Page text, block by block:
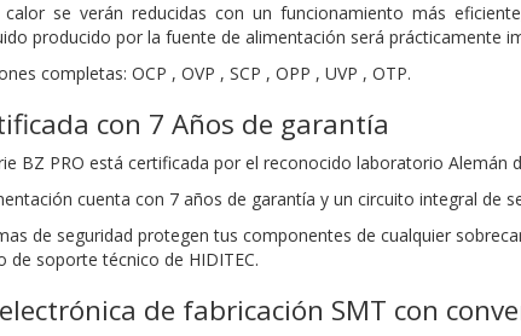
se verán reducidas con un funcionamiento más
producido por la fuente de alimentación será prácticamente
completas: OCP , OVP , SCP , OPP , UVP , OTP.
con 7 Años de garantía
BZ PRO está certificada por el reconocido laboratorio Alemán
cuenta con 7 años de garantía y un circuito integral de
de seguridad protegen tus componentes de cualquier
de soporte técnico de HIDITEC.
de fabricación SMT con